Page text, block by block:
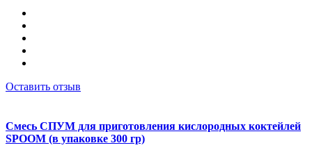
Оставить отзыв
Смесь СПУМ для приготовления кислородных коктейлей
SPOOM (в упаковке 300 гр)